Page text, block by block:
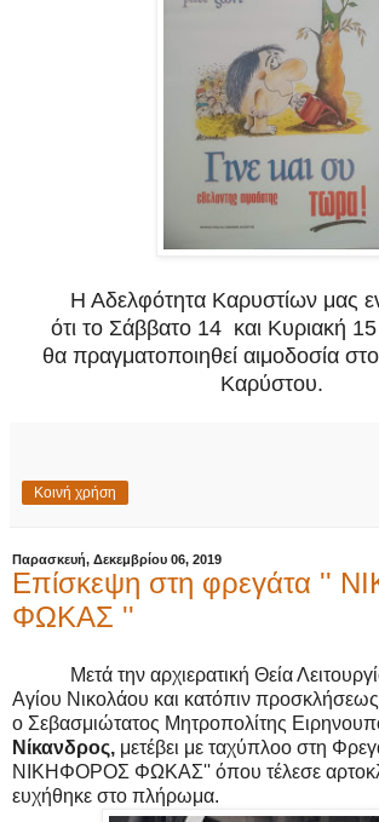
Η Αδελφότητα Καρυστίων μας
ότι το Σάββατο 14 και Κυριακή
θα πραγματοποιηθεί αιμοδοσία
Καρύστου.
Κοινή χρήση
Παρασκευή, Δεκεμβρίου 06, 2019
Επίσκεψη στη φρεγάτα ''
ΦΩΚΑΣ ''
Μετά την αρχιερατική Θεία
Αγίου Νικολάου και κατόπιν
ο Σεβασμιώτατος Μητροπολίτης
Νίκανδρος, μετέβει με ταχύπλοο στη
ΝΙΚΗΦΟΡΟΣ ΦΩΚΑΣ'' όπου τέλεσε
ευχήθηκε στο πλήρωμα.